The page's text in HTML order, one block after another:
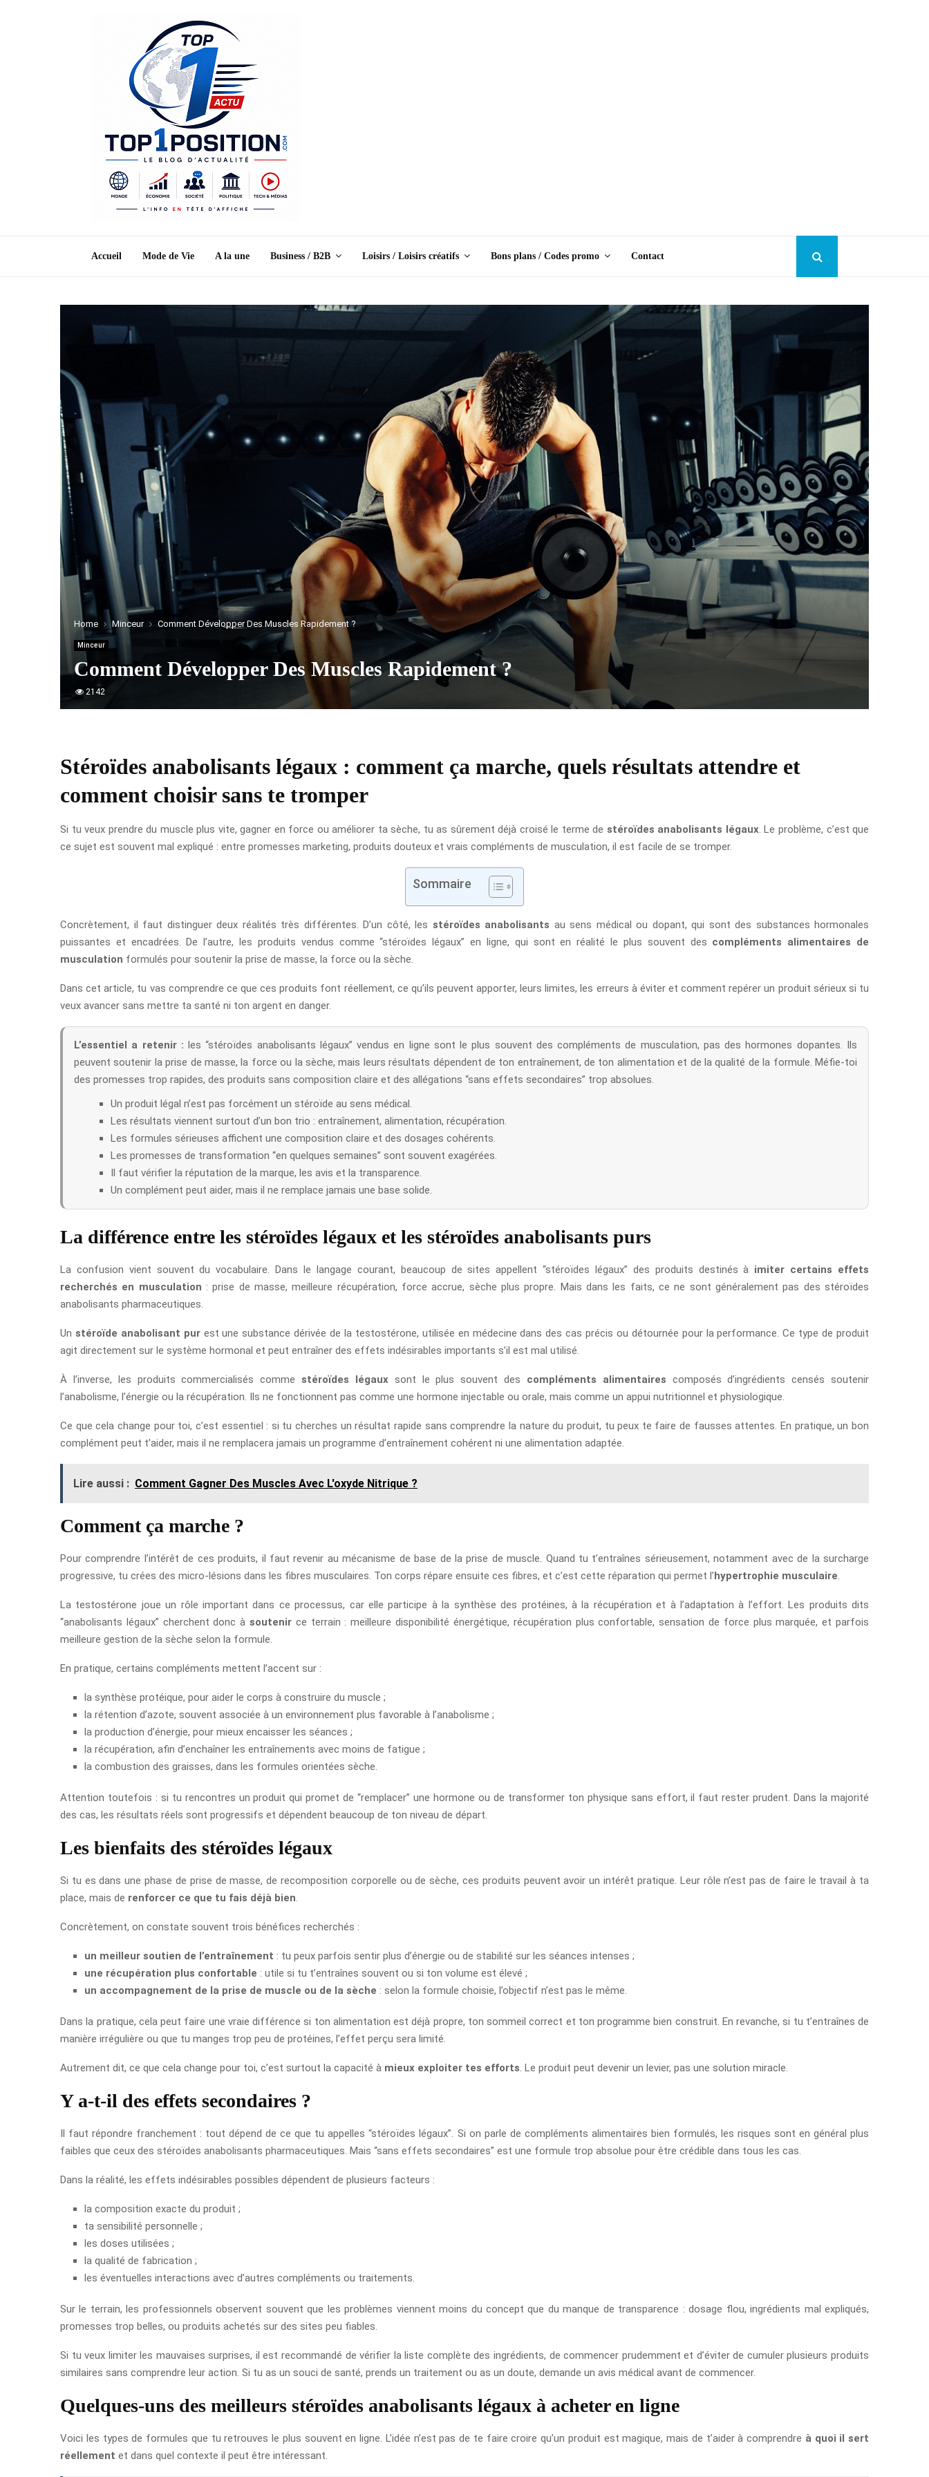
Accueil Mode de Vie A la une Business / B2B Loisirs / Loisirs créatifs Bons plans / Codes promo Contact
Home Minceur Comment Développer Des Muscles Rapidement ?
Minceur
Comment Développer Des Muscles Rapidement ?
2142
Stéroïdes anabolisants légaux : comment ça marche, quels résultats attendre et
comment choisir sans te tromper
Si tu veux prendre du muscle plus vite, gagner en force ou améliorer ta sèche, tu as sûrement déjà croisé le terme de stéroïdes anabolisants légaux. Le problème, c’est que
ce sujet est souvent mal expliqué : entre promesses marketing, produits douteux et vrais compléments de musculation, il est facile de se tromper.
Sommaire
Concrètement, il faut distinguer deux réalités très différentes. D’un côté, les stéroïdes anabolisants au sens médical ou dopant, qui sont des substances hormonales
puissantes et encadrées. De l’autre, les produits vendus comme “stéroïdes légaux” en ligne, qui sont en réalité le plus souvent des compléments alimentaires de
musculation formulés pour soutenir la prise de masse, la force ou la sèche.
Dans cet article, tu vas comprendre ce que ces produits font réellement, ce qu’ils peuvent apporter, leurs limites, les erreurs à éviter et comment repérer un produit sérieux si tu
veux avancer sans mettre ta santé ni ton argent en danger.
L’essentiel a retenir : les “stéroïdes anabolisants légaux” vendus en ligne sont le plus souvent des compléments de musculation, pas des hormones dopantes. Ils
peuvent soutenir la prise de masse, la force ou la sèche, mais leurs résultats dépendent de ton entraînement, de ton alimentation et de la qualité de la formule. Méfie-toi
des promesses trop rapides, des produits sans composition claire et des allégations “sans effets secondaires” trop absolues.
Un produit légal n’est pas forcément un stéroïde au sens médical.
Les résultats viennent surtout d’un bon trio : entraînement, alimentation, récupération.
Les formules sérieuses affichent une composition claire et des dosages cohérents.
Les promesses de transformation “en quelques semaines” sont souvent exagérées.
Il faut vérifier la réputation de la marque, les avis et la transparence.
Un complément peut aider, mais il ne remplace jamais une base solide.
La différence entre les stéroïdes légaux et les stéroïdes anabolisants purs
La confusion vient souvent du vocabulaire. Dans le langage courant, beaucoup de sites appellent “stéroïdes légaux” des produits destinés à imiter certains effets
recherchés en musculation : prise de masse, meilleure récupération, force accrue, sèche plus propre. Mais dans les faits, ce ne sont généralement pas des stéroïdes
anabolisants pharmaceutiques.
Un stéroïde anabolisant purest une substance dérivée de la testostérone, utilisée en médecine dans des cas précis ou détournée pour la performance. Ce type de produit
agit directement sur le système hormonal et peut entraîner des effets indésirables importants s’il est mal utilisé.
À l’inverse, les produits commercialisés comme stéroïdes légauxsont le plus souvent des compléments alimentaires composés d’ingrédients censés soutenir
l’anabolisme, l’énergie ou la récupération. Ils ne fonctionnent pas comme une hormone injectable ou orale, mais comme un appui nutritionnel et physiologique.
Ce que cela change pour toi, c’est essentiel : si tu cherches un résultat rapide sans comprendre la nature du produit, tu peux te faire de fausses attentes. En pratique, un bon
complément peut t’aider, mais il ne remplacera jamais un programme d’entraînement cohérent ni une alimentation adaptée.
Lire aussi : Comment Gagner Des Muscles Avec L'oxyde Nitrique ?
Comment ça marche ?
Pour comprendre l’intérêt de ces produits, il faut revenir au mécanisme de base de la prise de muscle. Quand tu t’entraînes sérieusement, notamment avec de la surcharge
progressive, tu crées des micro-lésions dans les fibres musculaires. Ton corps répare ensuite ces fibres, et c’est cette réparation qui permet l’hypertrophie musculaire
La testostérone joue un rôle important dans ce processus, car elle participe à la synthèse des protéines, à la récupération et à l’adaptation à l’effort. Les produits dits
“anabolisants légaux” cherchent donc àsoutenir ce terrain : meilleure disponibilité énergétique, récupération plus confortable, sensation de force plus marquée, et parfois
meilleure gestion de la sèche selon la formule.
En pratique, certains compléments mettent l’accent sur :
la synthèse protéique, pour aider le corps à construire du muscle ;
la rétention d’azote, souvent associée à un environnement plus favorable à l’anabolisme ;
la production d’énergie, pour mieux encaisser les séances ;
la récupération, afin d’enchaîner les entraînements avec moins de fatigue ;
la combustion des graisses, dans les formules orientées sèche.
Attention toutefois : si tu rencontres un produit qui promet de “remplacer” une hormone ou de transformer ton physique sans effort, il faut rester prudent. Dans la majorité
des cas, les résultats réels sont progressifs et dépendent beaucoup de ton niveau de départ.
Les bienfaits des stéroïdes légaux
Si tu es dans une phase de prise de masse, de recomposition corporelle ou de sèche, ces produits peuvent avoir un intérêt pratique. Leur rôle n’est pas de faire le travail à ta
place, mais de renforcer ce que tu fais déjà bien
Concrètement, on constate souvent trois bénéfices recherchés :
un meilleur soutien de l’entraînement : tu peux parfois sentir plus d’énergie ou de stabilité sur les séances intenses ;
une récupération plus confortable : utile si tu t’entraînes souvent ou si ton volume est élevé ;
un accompagnement de la prise de muscle ou de la sèche : selon la formule choisie, l’objectif n’est pas le même.
Dans la pratique, cela peut faire une vraie différence si ton alimentation est déjà propre, ton sommeil correct et ton programme bien construit. En revanche, si tu t’entraînes de
manière irrégulière ou que tu manges trop peu de protéines, l’effet perçu sera limité.
Autrement dit, ce que cela change pour toi, c’est surtout la capacité à mieux exploiter tes efforts . Le produit peut devenir un levier, pas une solution miracle.
Y a-t-il des effets secondaires ?
Il faut répondre franchement : tout dépend de ce que tu appelles “stéroïdes légaux”. Si on parle de compléments alimentaires bien formulés, les risques sont en général plus
faibles que ceux des stéroïdes anabolisants pharmaceutiques. Mais “sans effets secondaires” est une formule trop absolue pour être crédible dans tous les cas.
Dans la réalité, les effets indésirables possibles dépendent de plusieurs facteurs :
la composition exacte du produit ;
ta sensibilité personnelle ;
les doses utilisées ;
la qualité de fabrication ;
les éventuelles interactions avec d’autres compléments ou traitements.
Sur le terrain, les professionnels observent souvent que les problèmes viennent moins du concept que du manque de transparence : dosage flou, ingrédients mal expliqués,
promesses trop belles, ou produits achetés sur des sites peu fiables.
Si tu veux limiter les mauvaises surprises, il est recommandé de vérifier la liste complète des ingrédients, de commencer prudemment et d’éviter de cumuler plusieurs produits
similaires sans comprendre leur action. Si tu as un souci de santé, prends un traitement ou as un doute, demande un avis médical avant de commencer.
Quelques-uns des meilleurs stéroïdes anabolisants légaux à acheter en ligne
Voici les types de formules que tu retrouves le plus souvent en ligne. L’idée n’est pas de te faire croire qu’un produit est magique, mais de t’aider à comprendre à quoi il sert
réellement et dans quel contexte il peut être intéressant.